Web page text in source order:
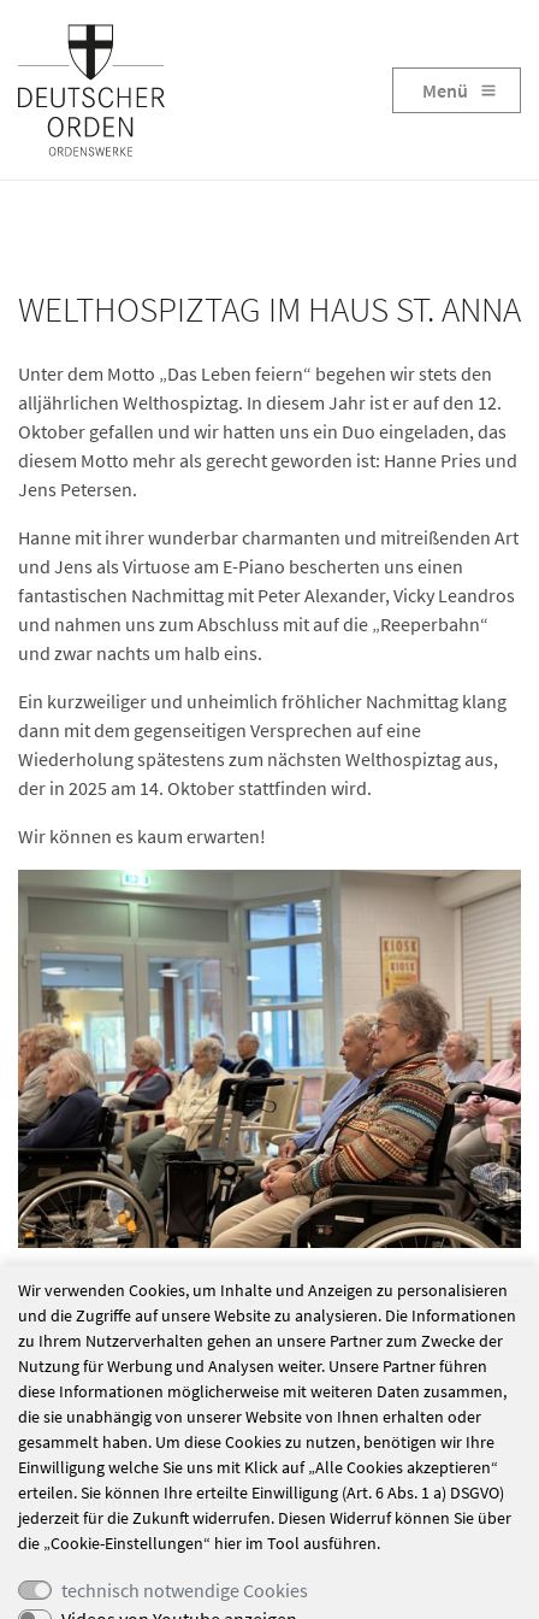
Menü
WELTHOSPIZTAG IM HAUS ST. ANNA
Unter dem Motto „Das Leben feiern“ begehen wir stets den
alljährlichen Welthospiztag. In diesem Jahr ist er auf den 12.
Oktober gefallen und wir hatten uns ein Duo eingeladen, das
diesem Motto mehr als gerecht geworden ist: Hanne Pries und
Jens Petersen.
Hanne mit ihrer wunderbar charmanten und mitreißenden Art
und Jens als Virtuose am E-Piano bescherten uns einen
fantastischen Nachmittag mit Peter Alexander, Vicky Leandros
und nahmen uns zum Abschluss mit auf die „Reeperbahn“
und zwar nachts um halb eins.
Ein kurzweiliger und unheimlich fröhlicher Nachmittag klang
dann mit dem gegenseitigen Versprechen auf eine
Wiederholung spätestens zum nächsten Welthospiztag aus,
der in 2025 am 14. Oktober stattfinden wird.
Wir können es kaum erwarten!
alle Nachrichten
Märchenstunde
im Haus St. Anna
St. Anna im
„TauschRausch“
Wir verwenden Cookies, um Inhalte und Anzeigen zu personalisieren
und die Zugriffe auf unsere Website zu analysieren. Die Informationen
zu Ihrem Nutzerverhalten gehen an unsere Partner zum Zwecke der
Nutzung für Werbung und Analysen weiter. Unsere Partner führen
diese Informationen möglicherweise mit weiteren Daten zusammen,
die sie unabhängig von unserer Website von Ihnen erhalten oder
gesammelt haben. Um diese Cookies zu nutzen, benötigen wir Ihre
Einwilligung welche Sie uns mit Klick auf „Alle Cookies akzeptieren“
erteilen. Sie können Ihre erteilte Einwilligung (Art. 6 Abs. 1 a) DSGVO)
jederzeit für die Zukunft widerrufen. Diesen Widerruf können Sie über
die „Cookie-Einstellungen“ hier im Tool ausführen.
technisch notwendige Cookies